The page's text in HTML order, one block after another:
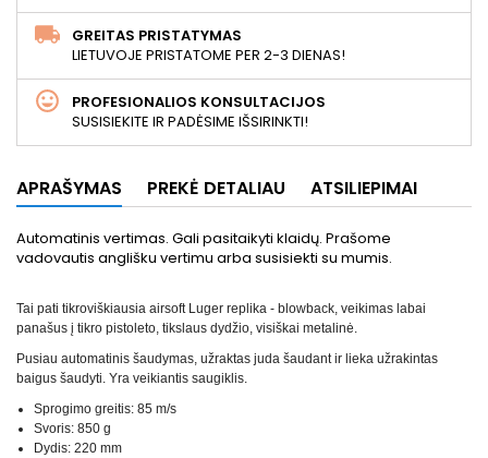
GREITAS PRISTATYMAS
LIETUVOJE PRISTATOME PER 2-3 DIENAS!
PROFESIONALIOS KONSULTACIJOS
SUSISIEKITE IR PADĖSIME IŠSIRINKTI!
APRAŠYMAS PREKĖ DETALIAU ATSILIEPIMAI
Automatinis vertimas. Gali pasitaikyti klaidų. Prašome
vadovautis anglišku vertimu arba susisiekti su mumis.
Tai pati tikroviškiausia airsoft Luger replika - blowback, veikimas labai
panašus į tikro pistoleto, tikslaus dydžio, visiškai metalinė.
Pusiau automatinis šaudymas, užraktas juda šaudant ir lieka užrakintas
baigus šaudyti. Yra veikiantis saugiklis.
Sprogimo greitis: 85 m/s
Svoris: 850 g
Dydis: 220 mm